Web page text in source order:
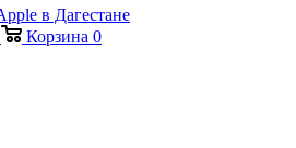
Корзина 0